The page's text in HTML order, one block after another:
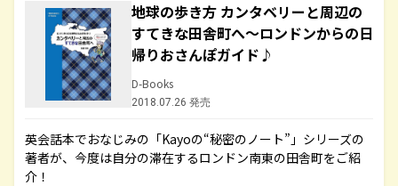
地球の歩き方 カンタベリーと周辺の
すてきな田舎町へ～ロンドンからの日
帰りおさんぽガイド♪
D-Books
2018.07.26 発売
英会話本でおなじみの「Kayoの“秘密のノート”」シリーズの
著者が、今度は自分の滞在するロンドン南東の田舎町をご紹
介！